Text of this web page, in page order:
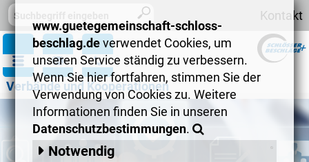
Kontakt
Verbände und Kooperationen
www.guetegemeinschaft-schloss-
beschlag.deverwendet Cookies, um
unseren Service ständig zu verbessern.
Wenn Sie hier fortfahren, stimmen Sie der
Verwendung von Cookies zu. Weitere
Informationen finden Sie in unseren
Datenschutzbestimmungen.
Notwendig